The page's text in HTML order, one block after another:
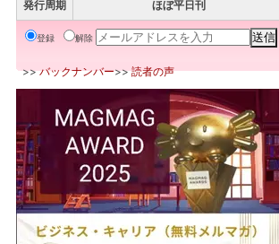
発行周期 ほぼ平日刊
登録 解除
>>バックナンバー>>読者の声